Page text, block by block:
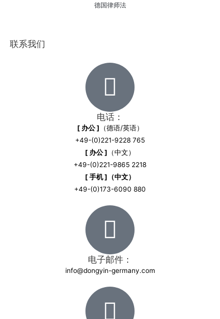
德国律师法
联系我们
电话：
[ 办公 ] （德语/英语）
+49-(0)221-9228 765
[ 办公 ] （中文）
+49-(0)221-9865 2218
[ 手机 ]（中文）
+49-(0)173-6090 880
电子邮件：
info@dongyin-germany.com